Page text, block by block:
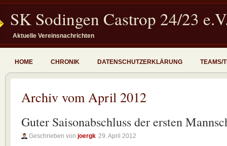
SK Sodingen Castrop 24/23
Aktuelle Vereinsnachrichten
HOME CHRONIK DATENSCHUTZERKLÄRUNG TEAMS/
Archiv vom April 2012
Guter Saisonabschluss der ersten
Geschrieben von joergk 29. April 2012